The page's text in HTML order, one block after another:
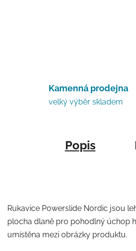
Kamenná prodejna
velký výběr skladem
Popis
Rukavice Powerslide Nordic jsou
plocha dlaně pro pohodlný úchop
umístěna mezi obrázky produktu.